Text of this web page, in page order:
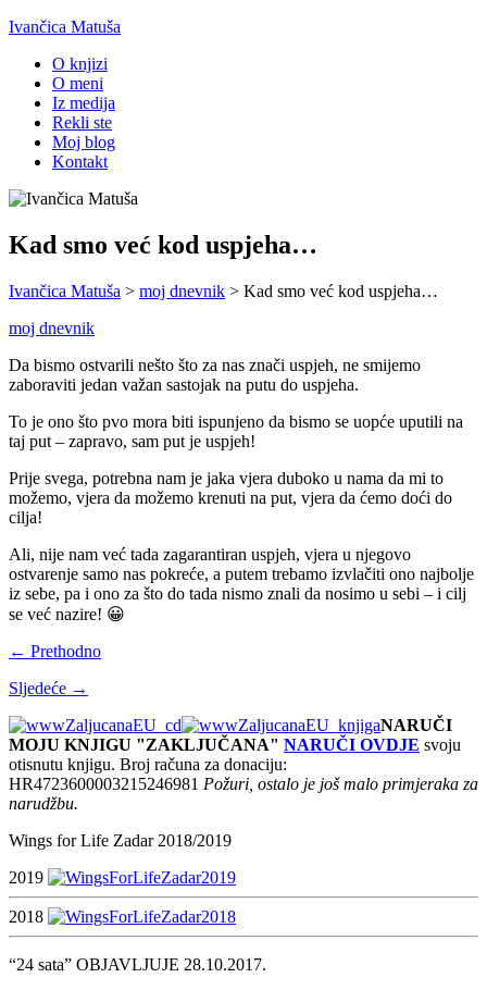
Ivančica Matuša
O knjizi
O meni
Iz medija
Rekli ste
Moj blog
Kontakt
Kad smo već kod uspjeha…
Ivančica Matuša > moj dnevnik > Kad smo već kod uspjeha…
moj dnevnik
Da bismo ostvarili nešto što za nas znači uspjeh, ne smijemo
zaboraviti jedan važan sastojak na putu do uspjeha.
To je ono što pvo mora biti ispunjeno da bismo se uopće uputili na
taj put – zapravo, sam put je uspjeh!
Prije svega, potrebna nam je jaka vjera duboko u nama da mi to
možemo, vjera da možemo krenuti na put, vjera da ćemo doći do
cilja!
Ali, nije nam već tada zagarantiran uspjeh, vjera u njegovo
ostvarenje samo nas pokreće, a putem trebamo izvlačiti ono najbolje
iz sebe, pa i ono za što do tada nismo znali da nosimo u sebi – i cilj
se već nazire! 😀
← Prethodno
Sljedeće →
NARUČI
MOJU KNJIGU "ZAKLJUČANA" NARUČI OVDJE svoju
otisnutu knjigu. Broj računa za donaciju:
HR4723600003215246981 Požuri, ostalo je još malo primjeraka za
narudžbu.
Wings for Life Zadar 2018/2019
2019
2018
“24 sata” OBJAVLJUJE 28.10.2017.